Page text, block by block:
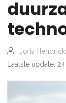
Joris
Laatste update: